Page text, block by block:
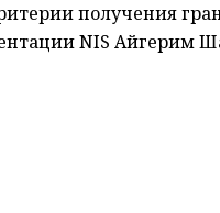
получения
NIS Айгерим